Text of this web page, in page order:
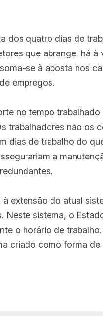
dos quatro dias de
que abrange, há
se à aposta nos
empregos.
no tempo
trabalhadores não os
dias de trabalho do
a
à extensão do atual
Neste sistema, o
o horário de
criado como forma